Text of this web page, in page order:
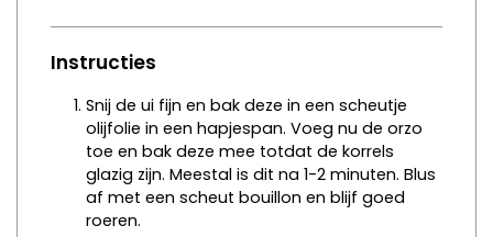
Instructies
Snij de ui fijn en bak deze in een scheutje
olijfolie in een hapjespan. Voeg nu de orzo
toe en bak deze mee totdat de korrels
glazig zijn. Meestal is dit na 1-2 minuten. Blus
af met een scheut bouillon en blijf goed
roeren.